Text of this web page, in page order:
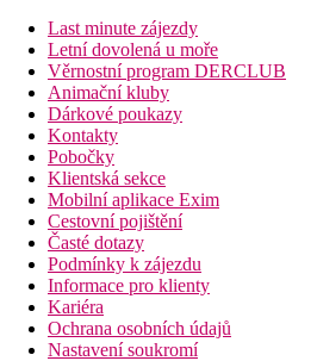
Vzdálenost k pláži
65 km
Vzdálenost od nejbližšího letiště
Pláž
Druh pláže
Plážová dovolená
Fotogalerie
Last minute zájezdy
Letní dovolená u moře
Věrnostní program DERCLUB
Animační kluby
Dárkové poukazy
Kontakty
Pobočky
Klientská sekce
Mobilní aplikace Exim
Cestovní pojištění
Časté dotazy
Podmínky k zájezdu
Informace pro klienty
Kariéra
Ochrana osobních údajů
Nastavení soukromí